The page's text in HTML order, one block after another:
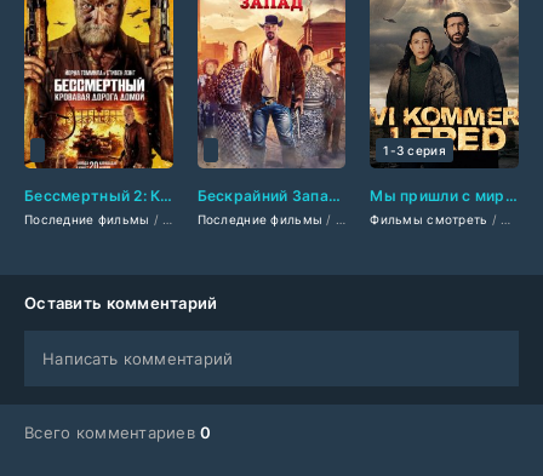
Бессмертный 2: Кровавая дорога домой (2025)
Последние фильмы / Американские фильмы/ Британские фильмы/Фильмы
Бескрайний Запад (2025)
Последние фильмы / Фильмы 2025 /Боевики 2025
Мы пришли с миром (2025)
Фильмы смотреть /
1-3 серия
Оставить комментарий
Написать комментарий
Всего комментариев0